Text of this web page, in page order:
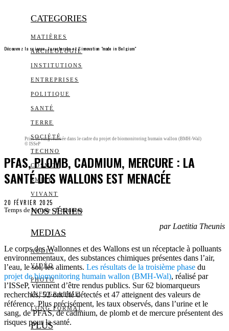
CATEGORIES
MATIÈRES
ARCHEOLOGIE
INSTITUTIONS
ENTREPRISES
POLITIQUE
SANTÉ
TERRE
SOCIÉTÉ
TECHNO
COSMOS
SMILE
VIVANT
NOS SÉRIES
MEDIAS
AUDIO
VIDÉO
PHOTO
INFOGRAPHIE
LONG FORMAT
PLUS
Découvrez la science, la recherche et l’innovation "made in Belgium"
Prise de sang réalisée dans le cadre du projet de biomonitoring humain wallon (BMH-Wal)
© ISSeP
PFAS, PLOMB, CADMIUM, MERCURE : LA
SANTÉ DES WALLONS EST MENACÉE
20 FÉVRIER 2025
Temps de lecture :6 minutes
par Laetitia Theunis
Le corps des Wallonnes et des Wallons est un réceptacle à polluants
environnementaux, des substances chimiques présentes dans l’air,
l’eau, le sol, les aliments. Les résultats de la troisième phase du
projet de biomonitoring humain wallon (BMH-Wal), réalisé par
l’ISSeP, viennent d’être rendus publics. Sur 62 biomarqueurs
recherchés, 52 ont été détectés et 47 atteignent des valeurs de
référence. Plus précisément, les taux observés, dans l’urine et le
sang, de PFAS, de cadmium, de plomb et de mercure présentent des
risques pour la santé.